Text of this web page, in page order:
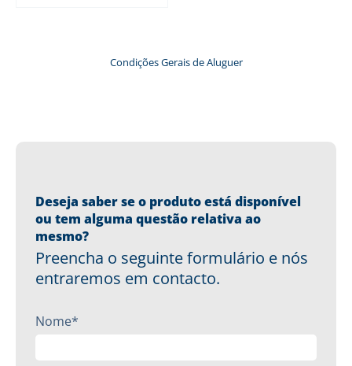
Condições Gerais de Aluguer
Deseja saber se o produto está disponível
ou tem alguma questão relativa ao
mesmo?
Preencha o seguinte formulário e nós
entraremos em contacto.
Nome*